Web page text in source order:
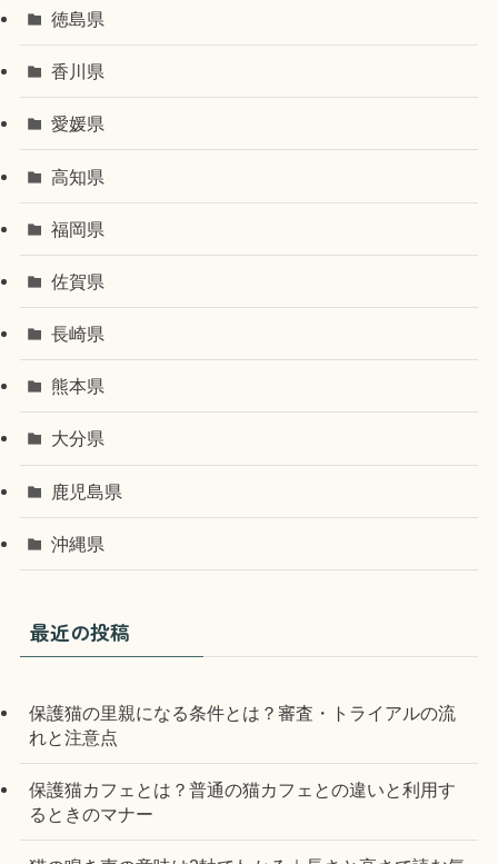
徳島県
香川県
愛媛県
高知県
福岡県
佐賀県
長崎県
熊本県
大分県
鹿児島県
沖縄県
最近の投稿
保護猫の里親になる条件とは？審査・トライアルの流
れと注意点
保護猫カフェとは？普通の猫カフェとの違いと利用す
るときのマナー